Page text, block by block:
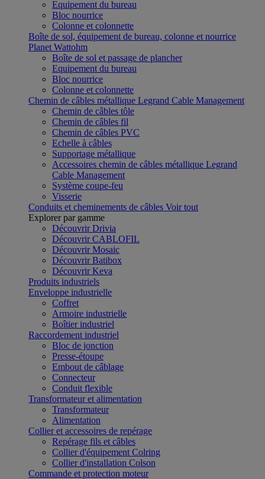
Equipement du bureau
Bloc nourrice
Colonne et colonnette
Boîte de sol, équipement de bureau, colonne et nourrice
Planet Wattohm
Boîte de sol et passage de plancher
Equipement du bureau
Bloc nourrice
Colonne et colonnette
Chemin de câbles métallique Legrand Cable Management
Chemin de câbles tôle
Chemin de câbles fil
Chemin de câbles PVC
Echelle à câbles
Supportage métallique
Accessoires chemin de câbles métallique Legrand
Cable Management
Système coupe-feu
Visserie
Conduits et cheminements de câbles Voir tout
Explorer par gamme
Découvrir Drivia
Découvrir CABLOFIL
Découvrir Mosaic
Découvrir Batibox
Découvrir Keva
Produits industriels
Enveloppe industrielle
Coffret
Armoire industrielle
Boîtier industriel
Raccordement industriel
Bloc de jonction
Presse-étoupe
Embout de câblage
Connecteur
Conduit flexible
Transformateur et alimentation
Transformateur
Alimentation
Collier et accessoires de repérage
Repérage fils et câbles
Collier d'équipement Colring
Collier d'installation Colson
Commande et protection moteur